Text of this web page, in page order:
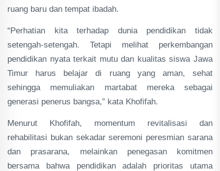
ruang baru dan tempat ibadah.
“Perhatian kita terhadap dunia pendidikan tidak
setengah-setengah. Tetapi melihat perkembangan
pendidikan nyata terkait mutu dan kualitas siswa Jawa
Timur harus belajar di ruang yang aman, sehat
sehingga memuliakan martabat mereka sebagai
generasi penerus bangsa,” kata Khofifah.
Menurut Khofifah, momentum revitalisasi dan
rehabilitasi bukan sekadar seremoni peresmian sarana
dan prasarana, melainkan penegasan komitmen
bersama bahwa pendidikan adalah prioritas utama